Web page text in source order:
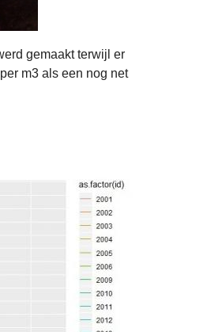
gemaakt terwijl er
m3 als een nog net